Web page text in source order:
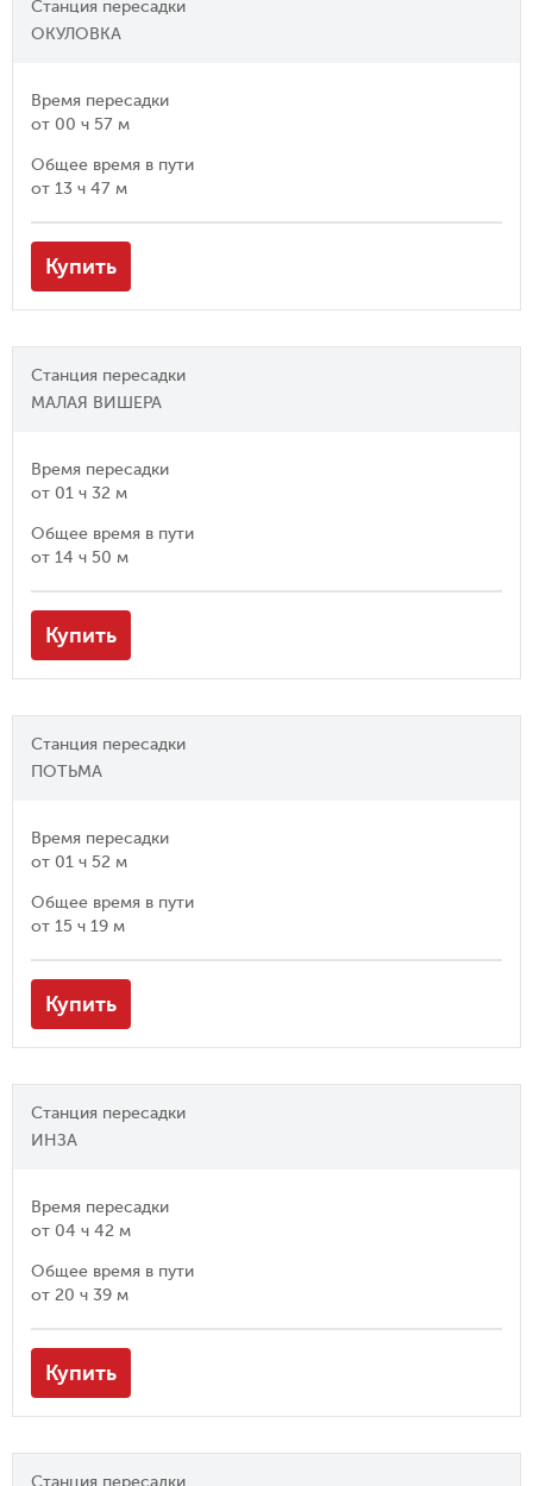
Станция пересадки
ОКУЛОВКА
Время пересадки
от 00 ч 57 м
Общее время в пути
от 13 ч 47 м
Купить
Станция пересадки
МАЛАЯ ВИШЕРА
Время пересадки
от 01 ч 32 м
Общее время в пути
от 14 ч 50 м
Купить
Станция пересадки
ПОТЬМА
Время пересадки
от 01 ч 52 м
Общее время в пути
от 15 ч 19 м
Купить
Станция пересадки
ИНЗА
Время пересадки
от 04 ч 42 м
Общее время в пути
от 20 ч 39 м
Купить
Станция пересадки